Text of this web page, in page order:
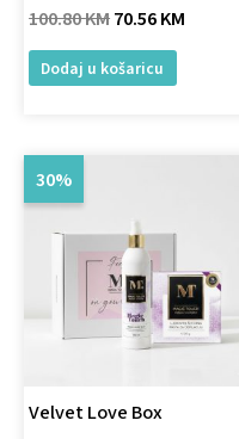
100.80KM70.56KM
Dodaj u košaricu
30%
Velvet Love Box
was:
40.00 KM.28.00 KM.